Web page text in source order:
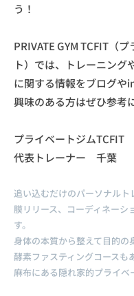
う！
PRIVATE GYM TCFIT（
ト）では、トレーニング
に関する情報をブログや
興味のある方はぜひ参考
プライベートジムTCFIT
代表トレーナー 千葉
追い込むだけのパーソナル
膜リリース、コーディネーシ
す。
身体の本質から整えて目的の
酵素ファスティングコース
麻布にある隠れ家的プライベ